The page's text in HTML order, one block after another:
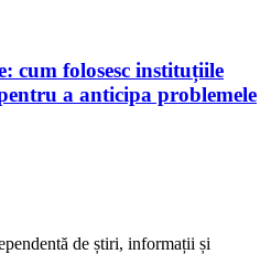
cum folosesc instituțiile
a anticipa problemele
de știri, informații și